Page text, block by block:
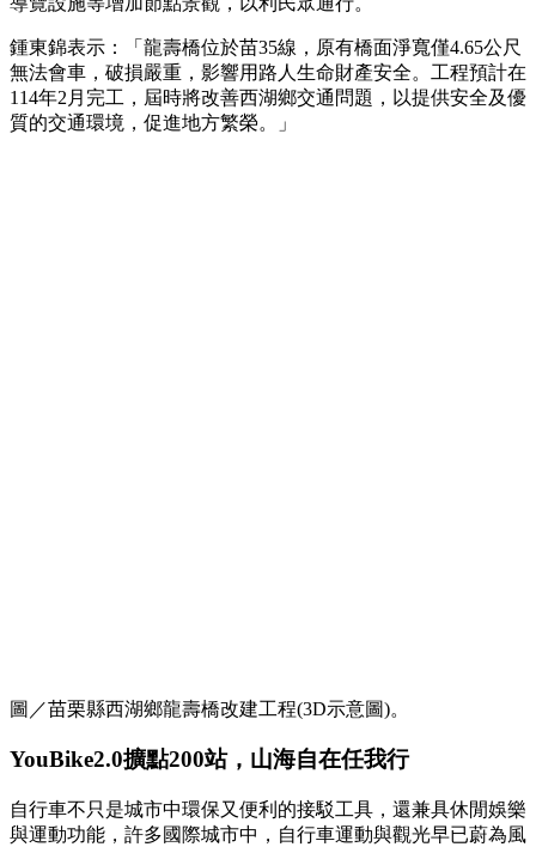
鍾東錦表示：「龍壽橋位於苗35線，原有橋面淨寬僅4.65公尺
無法會車，破損嚴重，影響用路人生命財產安全。工程預計在
114年2月完工，屆時將改善西湖鄉交通問題，以提供安全及優
質的交通環境，促進地方繁榮。」
圖／苗栗縣西湖鄉龍壽橋改建工程(3D示意圖)。
YouBike2.0擴點200站，山海自在任我行
自行車不只是城市中環保又便利的接駁工具，還兼具休閒娛樂
與運動功能，許多國際城市中，自行車運動與觀光早已蔚為風